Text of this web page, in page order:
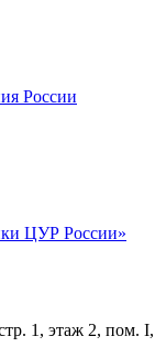
России
ЦУР России»
1, этаж 2, пом. I,